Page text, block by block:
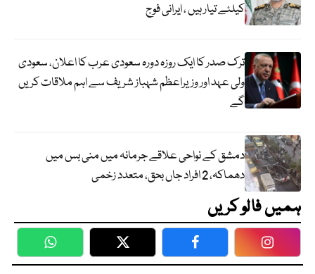
کیلئے تیار ہیں ، ایرانی فوج
ترک صدر کا ایک روزہ دورہ سعودی عرب کا اعلان، سعودی
ولی عہد اور وزیراعظم شہباز شریف سے اہم ملاقات کریں
گے
دمشق کے نواحی علاقے جرمانہ میں منی بس میں
دھماکہ، 2 افراد جاں بحق، متعدد زخمی
ہمیں فالو کریں
WhatsApp Twitter Facebook